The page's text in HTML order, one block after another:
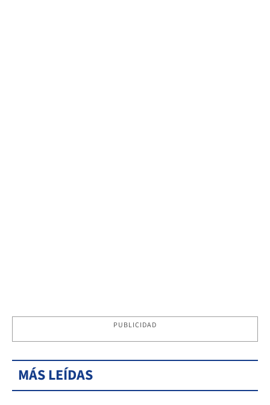
PUBLICIDAD
MÁS LEÍDAS